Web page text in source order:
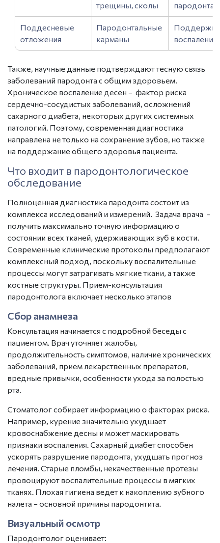
трещины, сколы
пародонта
Поддесневые
отложения
Пародонтальные
карманы
воспаление
Также, научные данные подтверждают тесную связь
заболеваний пародонта с общим здоровьем.
Хроническое воспаление десен – фактор риска
сердечно-сосудистых заболеваний, осложнений
сахарного диабета, некоторых других системных
патологий. Поэтому, современная диагностика
направлена не только на сохранение зубов, но также
на поддержание общего здоровья пациента.
Что входит в пародонтологическое
обследование
Полноценная диагностика пародонта состоит из
комплекса исследований и измерений. Задача врача –
получить максимально точную информацию о
состоянии всех тканей, удерживающих зуб в кости.
Современные клинические протоколы предполагают
комплексный подход, поскольку воспалительные
процессы могут затрагивать мягкие ткани, а также
костные структуры. Прием-консультация
пародонтолога включает несколько этапов
Сбор анамнеза
Консультация начинается с подробной беседы с
пациентом. Врач уточняет жалобы,
продолжительность симптомов, наличие хронических
заболеваний, прием лекарственных препаратов,
вредные привычки, особенности ухода за полостью
рта.
Стоматолог собирает информацию о факторах риска.
Например, курение значительно ухудшает
кровоснабжение десны и может маскировать
признаки воспаления. Сахарный диабет способен
ускорять разрушение пародонта, ухудшать прогноз
лечения. Старые пломбы, некачественные протезы
провоцируют воспалительные процессы в мягких
тканях. Плохая гигиена ведет к накоплению зубного
налета – основной причины пародонтита.
Визуальный осмотр
Пародонтологоценивает: